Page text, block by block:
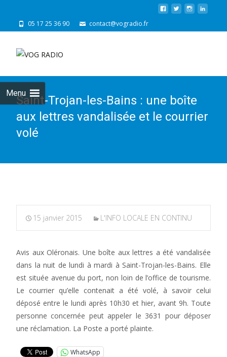
05 17 25 36 90 contact@vogradio.fr
Menu
Saint-Trojan-les-Bains : une boîte
aux lettres vandalisée et le courrier
volé
15 janvier 2015 L'INFO LOCALE EN CONTINU
Avis aux Oléronais. Une boîte aux lettres a été vandalisée
dans la nuit de lundi à mardi à Saint-Trojan-les-Bains. Elle
est située avenue du port, non loin de l’office de tourisme.
Le courrier qu’elle contenait a été volé, à savoir celui
déposé entre le lundi après 10h30 et hier, avant 9h. Toute
personne concernée peut appeler le 3631 pour déposer
une réclamation. La Poste a porté plainte.
WhatsApp